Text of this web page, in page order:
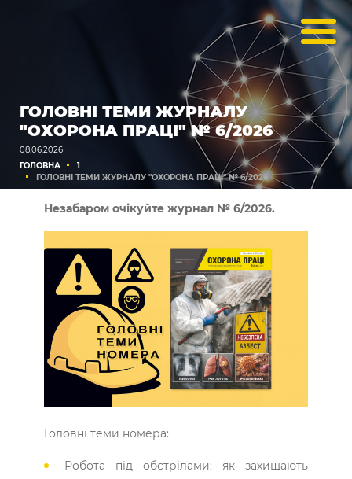
ГОЛОВНІ ТЕМИ ЖУРНАЛУ
"ОХОРОНА ПРАЦІ" № 6/2026
08.06.2026
ГОЛОВНА
1
ГОЛОВНІ ТЕМИ ЖУРНАЛУ "ОХОРОНА ПРАЦІ" № 6/2026
Незабаром очікуйте журнал № 6/2026.
Головні теми номера:
Робота під обстрілами: як захищають